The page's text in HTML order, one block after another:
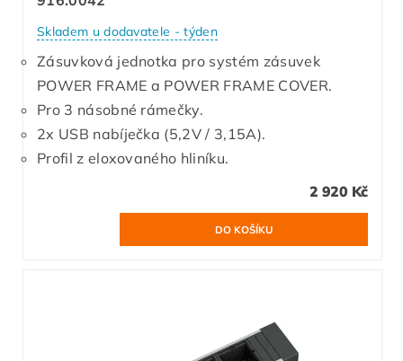
Skladem u dodavatele - týden
Zásuvková jednotka pro systém zásuvek
POWER FRAME a POWER FRAME COVER.
Pro 3 násobné rámečky.
2x USB nabíječka (5,2V / 3,15A).
Profil z eloxovaného hliníku.
2 920 Kč